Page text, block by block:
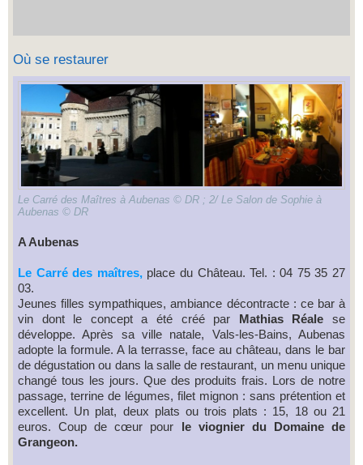
Où se restaurer
Le Carré des Maîtres à Aubenas © DR ; 2/ Le Salon de Sophie à
Aubenas © DR
A Aubenas
Le Carré des maîtres,place du Château. Tel. : 04 75 35 27
03.
Jeunes filles sympathiques, ambiance décontracte : ce bar à
vin dont le concept a été créé par Mathias Réale se
développe. Après sa ville natale, Vals-les-Bains, Aubenas
adopte la formule. A la terrasse, face au château, dans le bar
de dégustation ou dans la salle de restaurant, un menu unique
changé tous les jours. Que des produits frais. Lors de notre
passage, terrine de légumes, filet mignon : sans prétention et
excellent. Un plat, deux plats ou trois plats : 15, 18 ou 21
euros. Coup de cœur pour le viognier du Domaine de
Grangeon.